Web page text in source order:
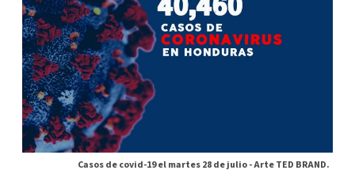
Casos de covid-19 el martes 28 de julio -Arte TED BRAND.